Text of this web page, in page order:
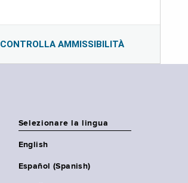
CONTROLLA AMMISSIBILITÀ
Selezionare la lingua
English
Español (Spanish)